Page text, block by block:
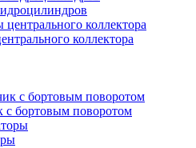
коллектора
с бортовым поворотом